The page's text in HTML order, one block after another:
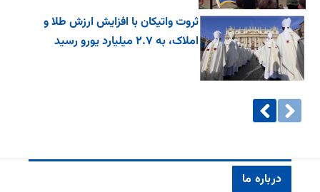
ثروت واتیکان با افزایش ارزش طلا و
املاک، به ۲.۷ میلیارد یورو رسید
درباره ما